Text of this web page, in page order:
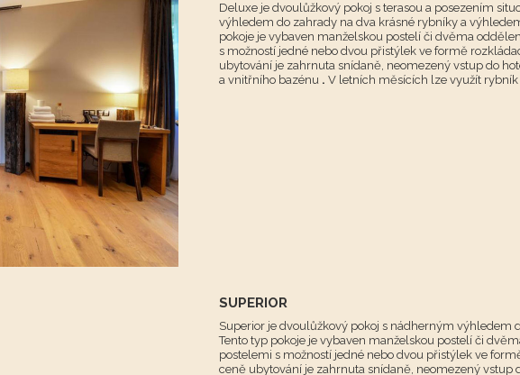
Deluxe je dvoulůžkový pokoj s terasou a posezením
výhledem do zahrady na dva krásné rybníky a
pokoje je vybaven manželskou postelí či dvěma
s možností jedné nebo dvou přistýlek ve formě
ubytování je zahrnuta snídaně, neomezený vstup do
a vnitřního bazénu . V letních měsících lze využít rybník
SUPERIOR
Superior je dvoulůžkový pokoj s nádherným výhledem
Tento typ pokoje je vybaven manželskou postelí či
postelemi s možností jedné nebo dvou přistýlek ve
ceně ubytování je zahrnuta snídaně, neomezený vstup